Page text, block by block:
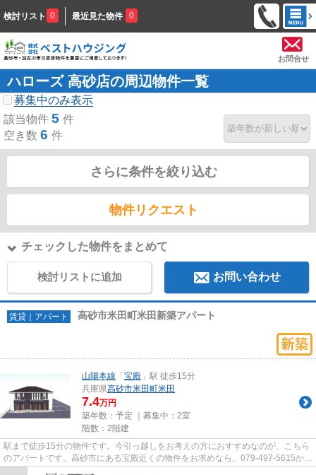
検討リスト 0 最近見た物件 0
お問合せ
ハローズ 高砂店の周辺物件一覧
募集中のみ表示
該当物件 5 件
空き数 6 件
さらに条件を絞り込む
物件リクエスト
チェックした物件をまとめて
検討リストに追加 お問い合わせ
賃貸｜アパート 高砂市米田町米田新築アパート
山陽本線 「 宝殿 」駅 徒歩15分
兵庫県高砂市米田町米田
7.4万円
築年数：予定 ｜募集中： 2室
階数：2階建
駅まで徒歩15分の物件です。今引っ越しをお考えの方におすすめなのが、こちら
のアパートです。高砂市にある宝殿近くの物件をお求めなら、079-497-5615から